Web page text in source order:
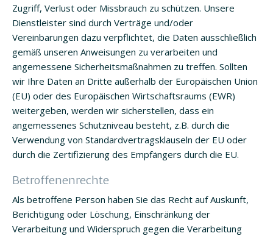
Zugriff, Verlust oder Missbrauch zu schützen. Unsere
Dienstleister sind durch Verträge und/oder
Vereinbarungen dazu verpflichtet, die Daten ausschließlich
gemäß unseren Anweisungen zu verarbeiten und
angemessene Sicherheitsmaßnahmen zu treffen. Sollten
wir Ihre Daten an Dritte außerhalb der Europäischen Union
(EU) oder des Europäischen Wirtschaftsraums (EWR)
weitergeben, werden wir sicherstellen, dass ein
angemessenes Schutzniveau besteht, z.B. durch die
Verwendung von Standardvertragsklauseln der EU oder
durch die Zertifizierung des Empfängers durch die EU.
Betroffenenrechte
Als betroffene Person haben Sie das Recht auf Auskunft,
Berichtigung oder Löschung, Einschränkung der
Verarbeitung und Widerspruch gegen die Verarbeitung